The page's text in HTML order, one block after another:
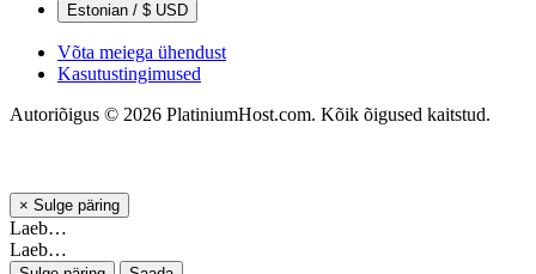
Estonian / $ USD
Võta meiega ühendust
Kasutustingimused
Autoriõigus © 2026 PlatiniumHost.com. Kõik õigused kaitstud.
× Sulge päring
Laeb…
Laeb…